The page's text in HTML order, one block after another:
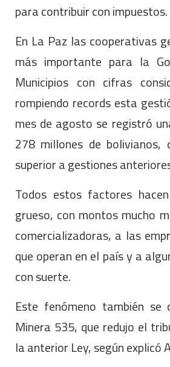
para contribuir con impuestos.
En La Paz las cooperativas
más importante para la
Municipios con cifras
rompiendo records esta
mes de agosto se registró
278 millones de
superior a gestiones
Todos estos factores
grueso, con montos mucho
comercializadoras, a las
que operan en el país y a
con suerte.
Este fenómeno también
Minera 535, que redujo el
la anterior Ley, según explicó